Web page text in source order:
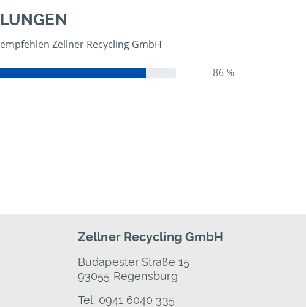
empfehlen Zellner Recycling GmbH
86 %
Zellner Recycling GmbH
Budapester Straße 15
93055 Regensburg
Tel: 0941 6040 335